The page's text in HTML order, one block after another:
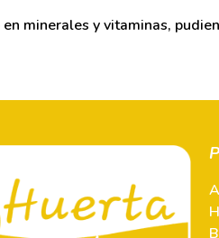
en minerales y vitaminas,